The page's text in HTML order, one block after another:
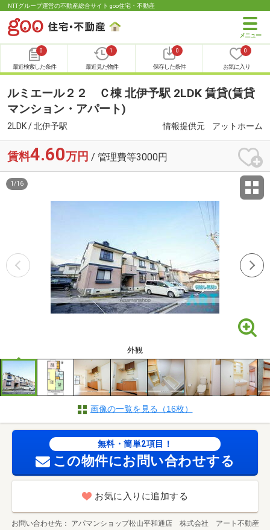
NTTグループ運営の不動産総合サイト goo住宅・不動産
0
最近検索した条件
1
最近見た物件
0
保存した条件
0
お気に入り
ルミエール２２ Ｃ棟 北伊予駅 2LDK 賃貸(賃貸
マンション・アパート)
2LDK / 北伊予駅 情報提供元 アットホーム
賃料4.60万円 / 管理費等3000円
外観
1 /16
画像の一覧を見る（16枚）
無料・簡単2項目！
この物件にお問い合わせする
お気に入りに追加する
お問い合わせ先 アパマンショップ松山平和通店 株式会社 アート不動産